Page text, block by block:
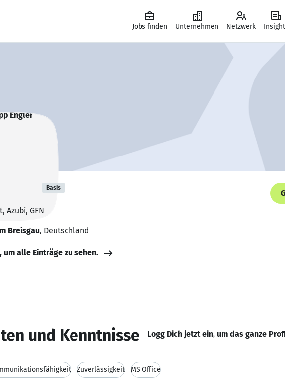
Jobs finden Unternehmen Netzwerk
Basis
Azubi, GFN
Breisgau, Deutschland
um alle Einträge zu sehen.
und Kenntnisse Logg Dich jetzt ein, um das ganze
Zuverlässigkeit MS Office